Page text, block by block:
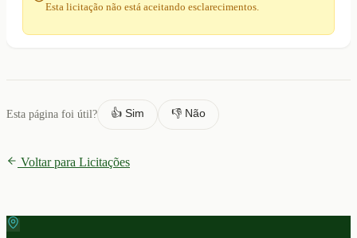
Esta licitação não está aceitando esclarecimentos.
Esta página foi útil? 👍 Sim 👎 Não
Voltar para Licitações